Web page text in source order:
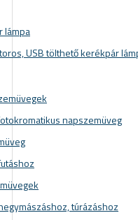
lámpa
USB tölthető kerékpár
napszemüveg
túrázáshoz